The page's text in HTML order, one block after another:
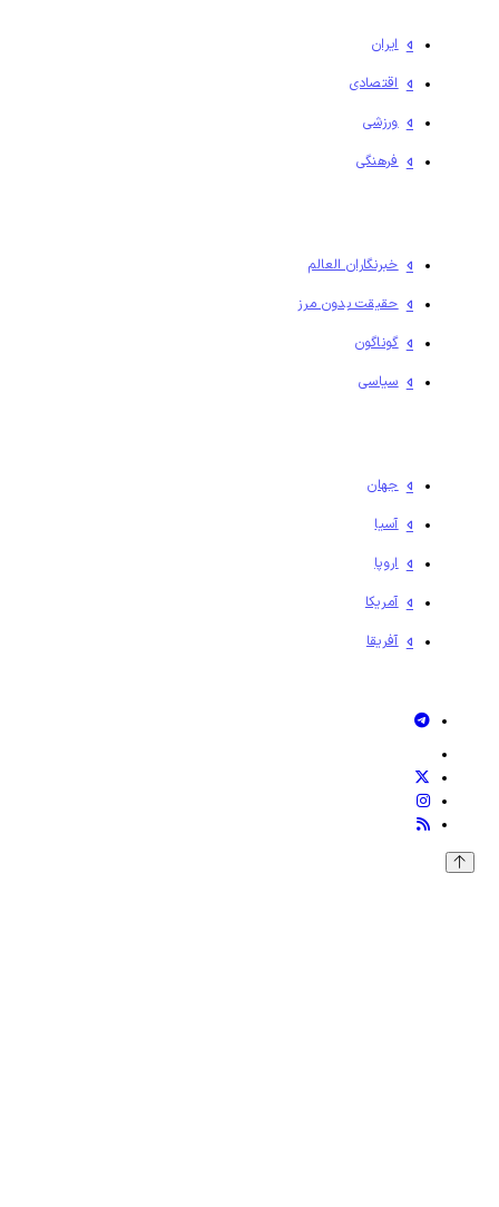
ایران
اقتصادی
ورزشی
فرهنگی
خبرنگاران العالم
حقیقت بدون مرز
گوناگون
سیاسی
جهان
آسیا
اروپا
آمریکا
آفریقا